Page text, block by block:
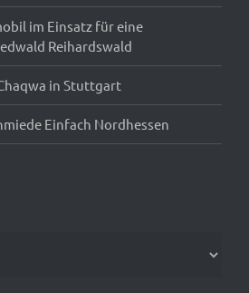
im Einsatz für eine
Reihardswald
in Stuttgart
Einfach Nordhessen